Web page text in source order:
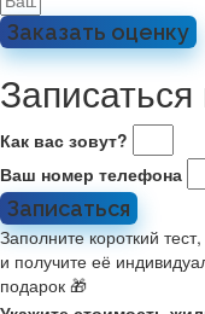
Заказать оценку
Как вас зовут?
Ваш номер телефона
Записаться
Заполните короткий
и получите её
подарок 🎁